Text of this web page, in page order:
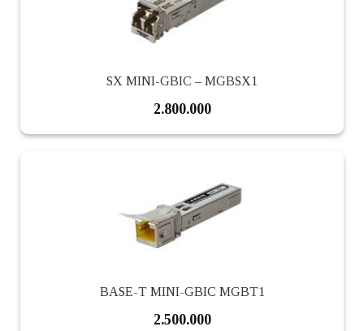
SX MINI-GBIC – MGBSX1
2.800.000
BASE-T MINI-GBIC MGBT1
2.500.000